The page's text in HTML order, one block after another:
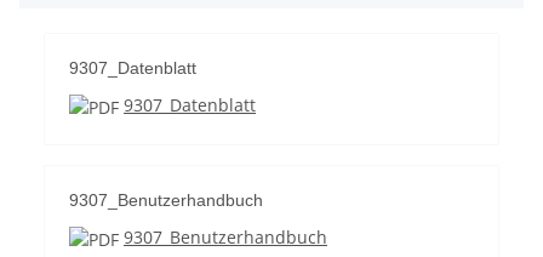
9307_Datenblatt
9307_Datenblatt
9307_Benutzerhandbuch
9307_Benutzerhandbuch